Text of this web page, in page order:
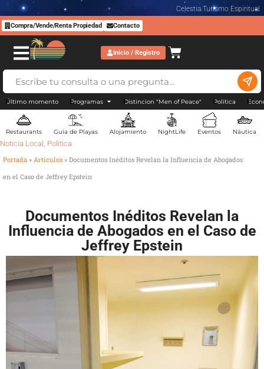
Celestia Turismo Espiritual
Compra/Vende/Renta Propiedad Contacto
Inicio / Registro
Último momento Programas Distincion "Men of Peace" Politica
Restaurants Guía de Playas Alojamiento NightLife Eventos Náutica
Noticia Local , Politica
Portada » Artículos » Documentos Inéditos Revelan la Influencia de Abogados
en el Caso de Jeffrey Epstein
Documentos Inéditos Revelan la
Influencia de Abogados en el Caso de
Jeffrey Epstein